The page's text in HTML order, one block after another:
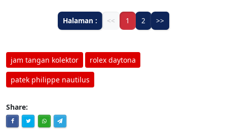
Halaman : << 1 2 >>
jam tangan kolektor rolex daytona
patek philippe nautilus
Share: